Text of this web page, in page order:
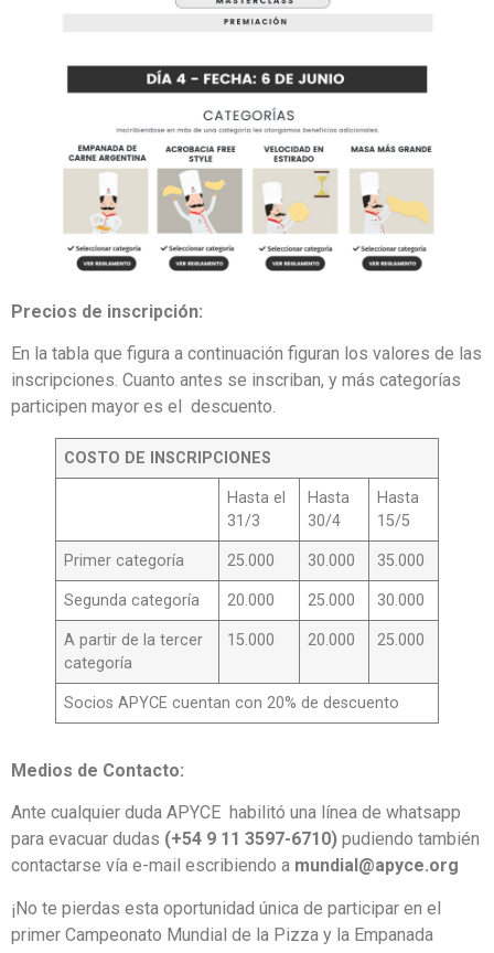
Precios de inscripción:
En la tabla que figura a continuación figuran los valores de las
inscripciones. Cuanto antes se inscriban, y más categorías
participen mayor es el descuento.
COSTO DE INSCRIPCIONES
Hasta el
31/3
Hasta
30/4
Hasta
15/5
Primer categoría 25.000 30.000 35.000
Segunda categoría 20.000 25.000 30.000
A partir de la tercer
categoría
15.000 20.000 25.000
Socios APYCE cuentan con 20% de descuento
Medios de Contacto:
Ante cualquier duda APYCE habilitó una línea de whatsapp
para evacuar dudas (+54 9 11 3597-6710) pudiendo también
contactarse vía e-mail escribiendo a mundial@apyce.org
¡No te pierdas esta oportunidad única de participar en el
primer Campeonato Mundial de la Pizza y la Empanada